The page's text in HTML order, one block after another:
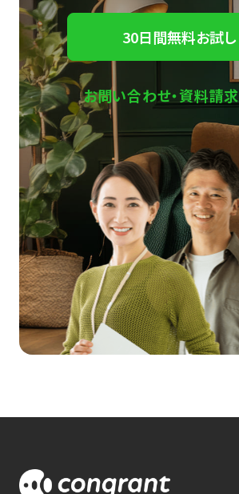
30日間無料お試し
お問い合わせ・資料請求